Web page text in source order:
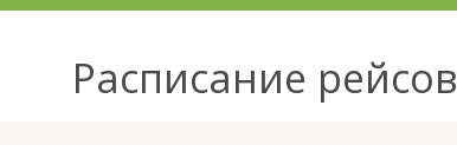
Расписание рейсов